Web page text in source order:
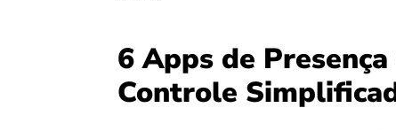
6 Apps de
Controle